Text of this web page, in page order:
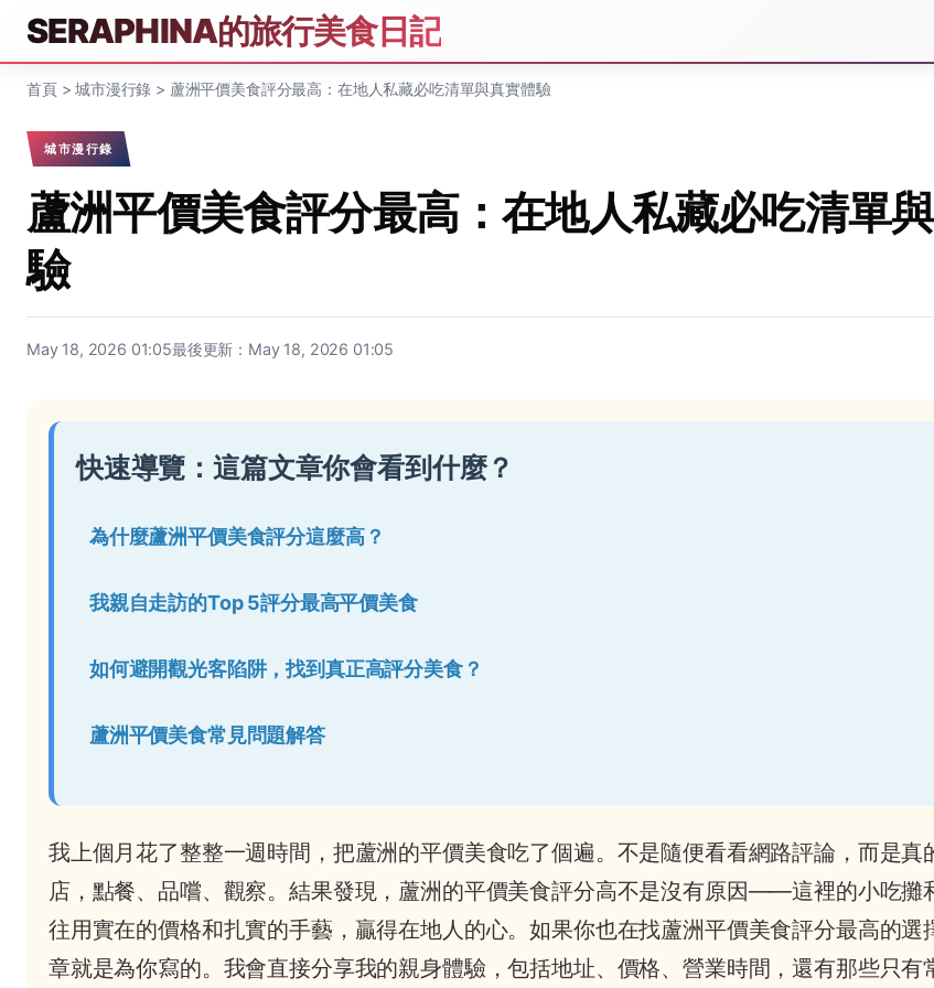
SERAPHINA的旅行美食日記
首頁>城市漫行錄 > 蘆洲平價美食評分最高：在地人私藏必吃清單與真實體驗
城市漫行錄
蘆洲平價美食評分最高：在地人私藏必吃清單
驗
May 18, 2026 01:05最後更新：May 18, 2026 01:05
快速導覽：這篇文章你會看到什麼？
為什麼蘆洲平價美食評分這麼高？
我親自走訪的Top 5評分最高平價美食
如何避開觀光客陷阱，找到真正高評分美食？
蘆洲平價美食常見問題解答
我上個月花了整整一週時間，把蘆洲的平價美食吃了個遍。不是隨便看看網路評論，而是真
店，點餐、品嚐、觀察。結果發現，蘆洲的平價美食評分高不是沒有原因——這裡的小吃攤
往用實在的價格和扎實的手藝，贏得在地人的心。如果你也在找蘆洲平價美食評分最高的選
章就是為你寫的。我會直接分享我的親身體驗，包括地址、價格、營業時間，還有那些只有